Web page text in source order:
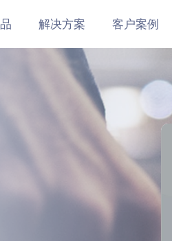
解决方案 客户案例